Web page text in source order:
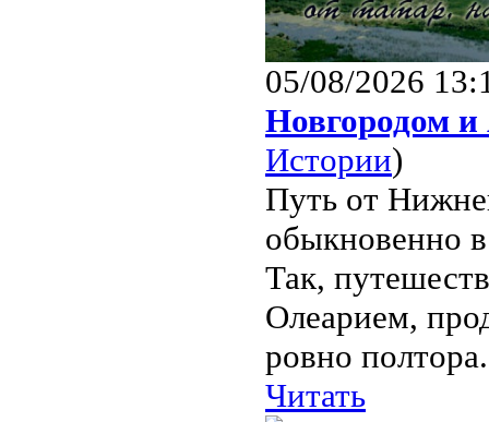
05/08/2026
Новгородом и
Истории)
Путь от
обыкновенно
Так,
Олеарием,
ровно
Читать